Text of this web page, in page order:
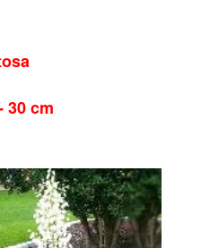
30 cm